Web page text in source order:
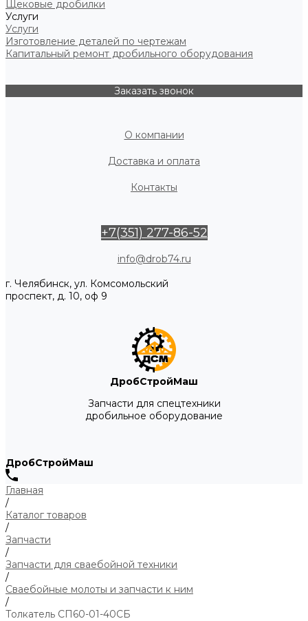
Щековые дробилки
Услуги
Услуги
Изготовление деталей по чертежам
Капитальный ремонт дробильного оборудования
Заказать звонок
О компании
Доставка и оплата
Контакты
+7(351) 277-86-52
info@drob74.ru
г. Челябинск, ул. Комсомольский
проспект, д. 10, оф 9
ДробСтройМаш
Запчасти для спецтехники
дробильное оборудование
ДробСтройМаш
Главная
/
Каталог товаров
/
Запчасти
/
Запчасти для сваебойной техники
/
Сваебойные молоты и запчасти к ним
/
Толкатель СП60-01-40СБ